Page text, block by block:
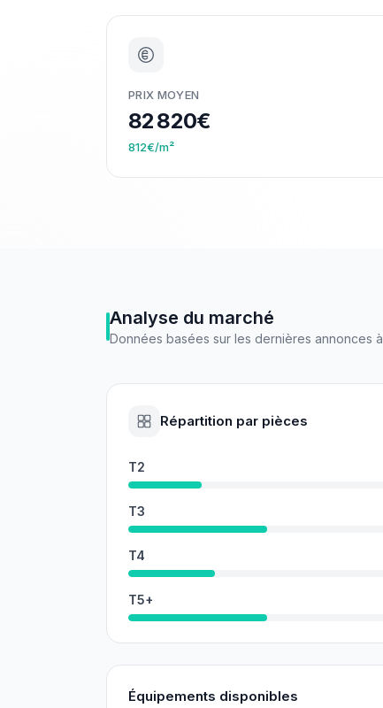
PRIX MOYEN
82 820€
812€/m²
Analyse du marché
Données basées sur les dernières annonces à
Répartition par pièces
T2
T3
T4
T5+
Équipements disponibles